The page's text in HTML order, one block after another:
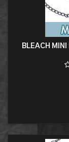
BLEACH